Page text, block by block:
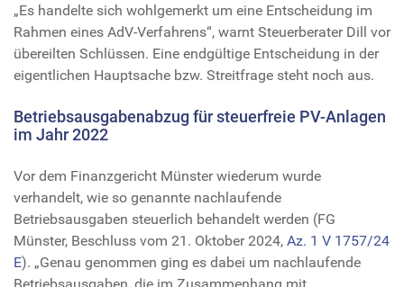
„Es handelte sich wohlgemerkt um eine Entscheidung im
Rahmen eines AdV-Verfahrens“, warnt Steuerberater Dill vor
übereilten Schlüssen. Eine endgültige Entscheidung in der
eigentlichen Hauptsache bzw. Streitfrage steht noch aus.
Betriebsausgabenabzug für steuerfreie PV-Anlagen
im Jahr 2022
Vor dem Finanzgericht Münster wiederum wurde
verhandelt, wie so genannte nachlaufende
Betriebsausgaben steuerlich behandelt werden (FG
Münster, Beschluss vom 21. Oktober 2024, Az. 1 V 1757/24
E). „Genau genommen ging es dabei um nachlaufende